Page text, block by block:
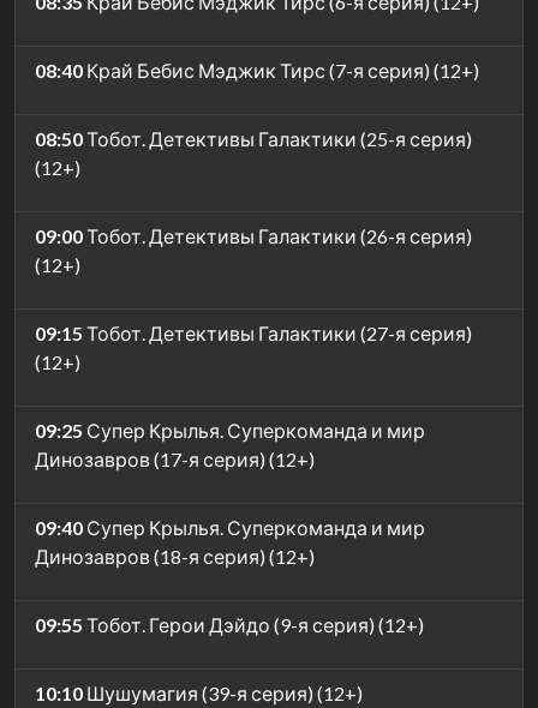
08:40 Край Бебис Мэджик Тирс (7-я серия) (12+)
08:50Тобот. Детективы Галактики (25-я серия)
(12+)
09:00Тобот. Детективы Галактики (26-я серия)
(12+)
09:15 Тобот. Детективы Галактики (27-я серия)
(12+)
09:25 Супер Крылья. Суперкоманда и мир
Динозавров (17-я серия) (12+)
09:40 Супер Крылья. Суперкоманда и мир
Динозавров (18-я серия) (12+)
09:55 Тобот. Герои Дэйдо (9-я серия) (12+)
10:10 Шушумагия (39-я серия) (12+)